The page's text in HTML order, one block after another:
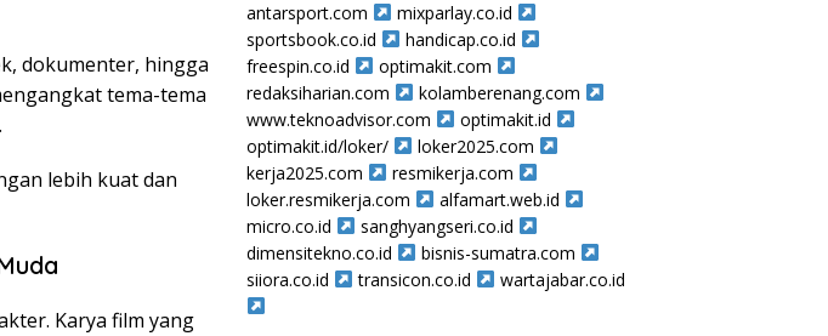
dokumenter, hingga
tema-tema
lebih kuat dan
Karya film yang
antarsport.com
mixparlay.co.id
sportsbook.co.id
handicap.co.id
freespin.co.id
optimakit.com
redaksiharian.com
kolamberenang.com
www.teknoadvisor.com
optimakit.id
optimakit.id/loker/
loker2025.com
kerja2025.com
resmikerja.com
loker.resmikerja.com
alfamart.web.id
micro.co.id
sanghyangseri.co.id
dimensitekno.co.id
bisnis-sumatra.com
siiora.co.id
transicon.co.id wartajabar.co.id